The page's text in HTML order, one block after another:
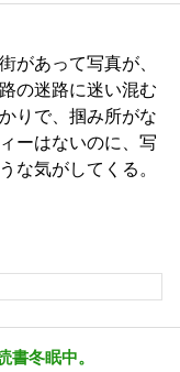
があって写真が、
の迷路に迷い混む
りで、掴み所がな
ーはないのに、写
な気がしてくる。
冬眠中。